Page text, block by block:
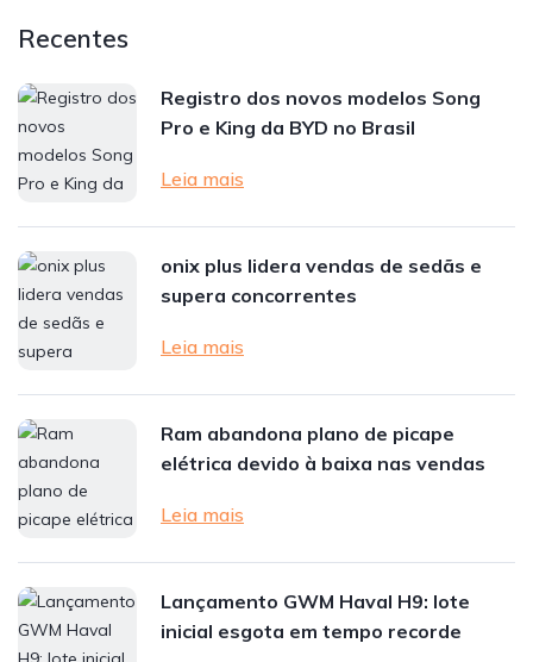
Recentes
Registro dos novos modelos Song
Pro e King da BYD no Brasil
Leia mais
onix plus lidera vendas de sedãs e
supera concorrentes
Leia mais
Ram abandona plano de picape
elétrica devido à baixa nas vendas
Leia mais
Lançamento GWM Haval H9: lote
inicial esgota em tempo recorde